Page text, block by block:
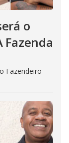
o
Fazenda
Fazendeiro